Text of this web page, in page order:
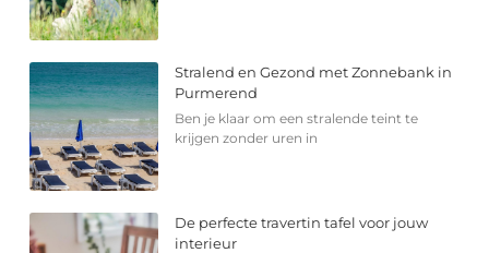
Stralend en Gezond met Zonnebank in
Purmerend
Ben je klaar om een stralende teint te
krijgen zonder uren in
De perfecte travertin tafel voor jouw
interieur